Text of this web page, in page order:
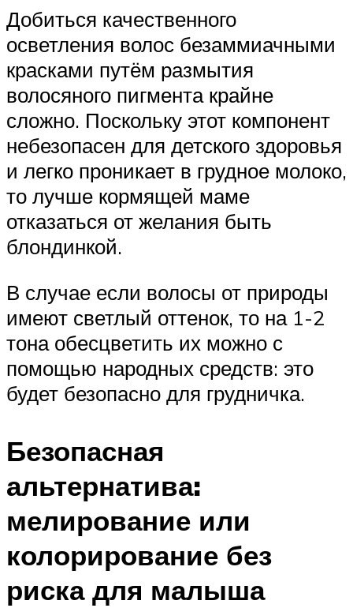
Добиться качественного
осветления волос безаммиачными
красками путём размытия
волосяного пигмента крайне
сложно. Поскольку этот компонент
небезопасен для детского здоровья
и легко проникает в грудное молоко,
то лучше кормящей маме
отказаться от желания быть
блондинкой.
В случае если волосы от природы
имеют светлый оттенок, то на 1-2
тона обесцветить их можно с
помощью народных средств: это
будет безопасно для грудничка.
Безопасная
альтернатива:
мелирование или
колорирование без
риска для малыша